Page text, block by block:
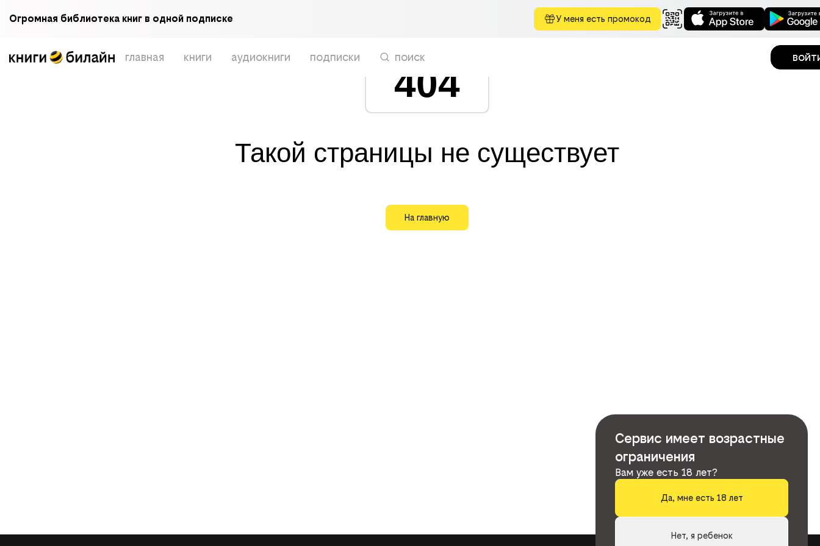
Огромная библиотека книг в одной подписке У меня есть промокод
главная книги аудиокниги подписки поиск
404
Такой страницы не существует
На главную
Сервис имеет возрастные
ограничения
Вам уже есть 18 лет?
Да, мне есть 18 лет
Нет, я ребенок